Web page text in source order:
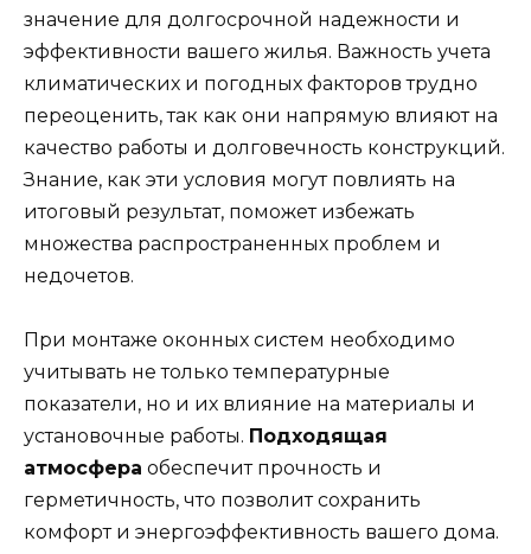
значение для долгосрочной надежности и
эффективности вашего жилья. Важность учета
климатических и погодных факторов трудно
переоценить, так как они напрямую влияют на
качество работы и долговечность конструкций.
Знание, как эти условия могут повлиять на
итоговый результат, поможет избежать
множества распространенных проблем и
недочетов.
При монтаже оконных систем необходимо
учитывать не только температурные
показатели, но и их влияние на материалы и
установочные работы. Подходящая
атмосфера обеспечит прочность и
герметичность, что позволит сохранить
комфорт и энергоэффективность вашего дома.